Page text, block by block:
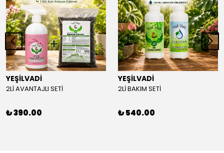
YEŞİLVADİ
2Lİ AVANTAJLI SETİ
₺ 390.00
YEŞİLVADİ
2Lİ BAKIM SETİ
₺ 540.00